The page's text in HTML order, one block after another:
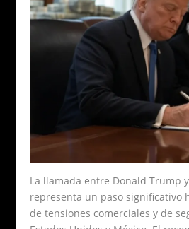
La llamada entre Donald Trump
representa un paso significativo
de tensiones comerciales y de